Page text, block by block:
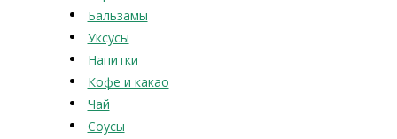
Бальзамы
Уксусы
Напитки
Кофе и какао
Чай
Соусы